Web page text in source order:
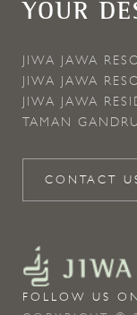
YOUR
JIWA JAWA
JIWA JAWA
JIWA JAWA
TAMAN
CONTACT
FOLLOW US ON